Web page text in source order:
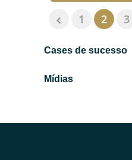
muito
servidores
Leia mais →
1 2 3
Cases de sucesso
Mídias